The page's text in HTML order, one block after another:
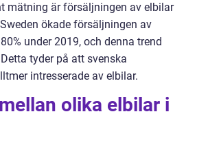
mätning är försäljningen av elbilar
ökade försäljningen av
under 2019, och denna trend
tyder på att svenska
intresserade av elbilar.
olika elbilar i